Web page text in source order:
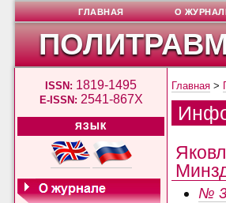
ISSN: 1819-1495
E-ISSN: 2541-867X
ЯЗЫК
ГЛАВНАЯ О
Главная >
№ 3